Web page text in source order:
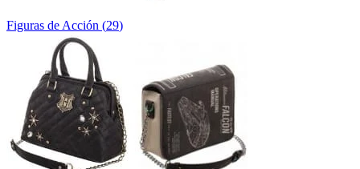
Figuras de Acción (29)